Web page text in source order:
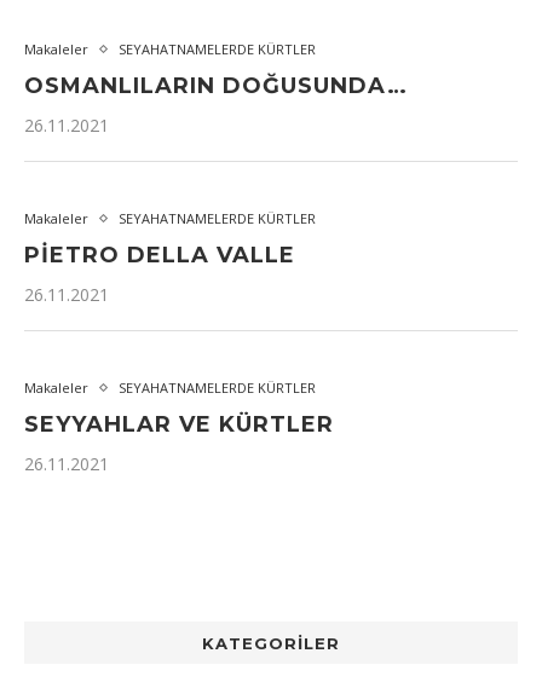
Makaleler SEYAHATNAMELERDE KÜRTLER
OSMANLILARIN DOĞUSUNDA…
26.11.2021
Makaleler SEYAHATNAMELERDE KÜRTLER
PİETRO DELLA VALLE
26.11.2021
Makaleler SEYAHATNAMELERDE KÜRTLER
SEYYAHLAR VE KÜRTLER
26.11.2021
KATEGORİLER